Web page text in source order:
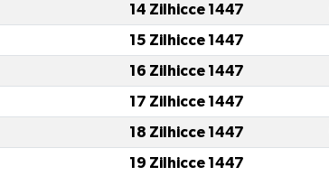
14 Zilhicce 1447
15 Zilhicce 1447
16 Zilhicce 1447
17 Zilhicce 1447
18 Zilhicce 1447
19 Zilhicce 1447